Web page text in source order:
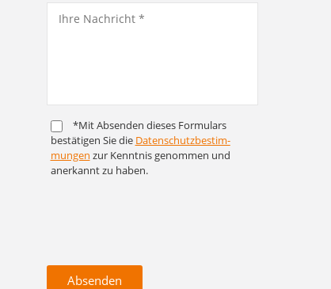
*Mit Absenden dieses Formulars
bestätigen Sie die Daten­schutz­bestim­
mungen zur Kenntnis genommen und
anerkannt zu haben.
Absenden